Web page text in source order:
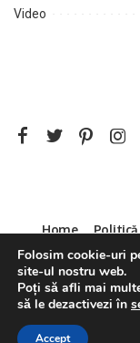
Video
Home Politică
Sport
Folosim cookie-uri
site-ul nostru web.
Poți să afli mai
să le dezactivezi în
Accept